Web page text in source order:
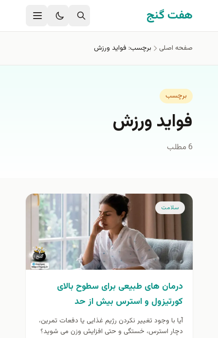
رفتن به محتوای اصلی
هفت گنج
صفحه اصلی برچسب: فواید ورزش
برچسب
فواید ورزش
6 مطلب
سلامت
درمان های طبیعی برای سطوح بالای
کورتیزول و استرس بیش از حد
آیا با وجود تغییر نکردن رژیم غذایی یا دفعات تمرین،
دچار استرس، خستگی و حتی افزایش وزن می شوید؟